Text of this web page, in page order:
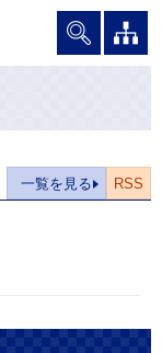
一覧を見る RSS